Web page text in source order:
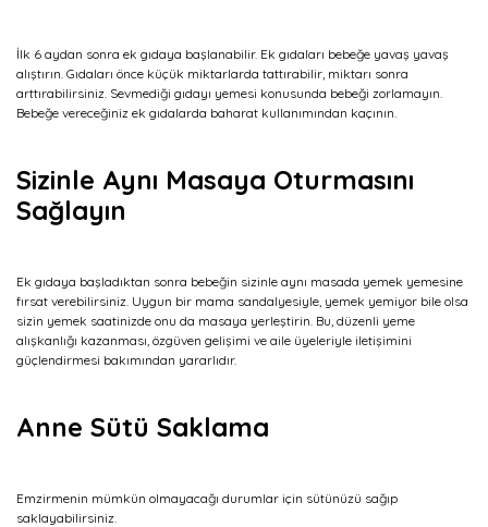
İlk 6 aydan sonra ek gıdaya başlanabilir. Ek gıdaları bebeğe yavaş yavaş
alıştırın. Gıdaları önce küçük miktarlarda tattırabilir, miktarı sonra
arttırabilirsiniz. Sevmediği gıdayı yemesi konusunda bebeği zorlamayın.
Bebeğe vereceğiniz ek gıdalarda baharat kullanımından kaçının.
Sizinle Aynı Masaya Oturmasını
Sağlayın
Ek gıdaya başladıktan sonra bebeğin sizinle aynı masada yemek yemesine
fırsat verebilirsiniz. Uygun bir mama sandalyesiyle, yemek yemiyor bile olsa
sizin yemek saatinizde onu da masaya yerleştirin. Bu, düzenli yeme
alışkanlığı kazanması, özgüven gelişimi ve aile üyeleriyle iletişimini
güçlendirmesi bakımından yararlıdır.
Anne Sütü Saklama
Emzirmenin mümkün olmayacağı durumlar için sütünüzü sağıp
saklayabilirsiniz.